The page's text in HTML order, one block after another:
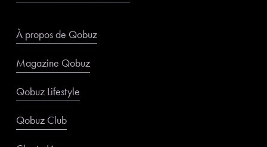
À propos de Qobuz
Magazine Qobuz
Qobuz Lifestyle
Qobuz Club